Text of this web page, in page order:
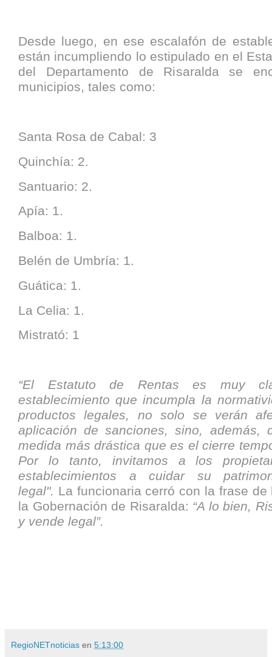
Desde luego, en ese escalafón de
están incumpliendo lo estipulado en el
del Departamento de Risaralda se
municipios, tales como:
Santa Rosa de Cabal: 3
Quinchía: 2.
Santuario: 2.
Apía: 1.
Balboa: 1.
Belén de Umbría: 1.
Guática: 1.
La Celia: 1.
Mistrató: 1
“El Estatuto de Rentas es muy
establecimiento que incumpla la
productos legales, no solo se verán
aplicación de sanciones, sino, además,
medida más drástica que es el cierre
Por lo tanto, invitamos a los
establecimientos a cuidar su
legal". La funcionaria cerró con la frase de
la Gobernación de Risaralda: “A lo bien,
y vende legal”.
RegioNETnoticias en 5:13:00